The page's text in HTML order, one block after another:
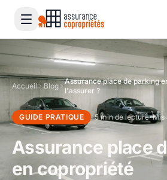
Accueil Blog
Assurance place de parking
l'assurer ?
GUIDE PRATIQUE · 5 min de lecture·
Assurance place
en copropriété